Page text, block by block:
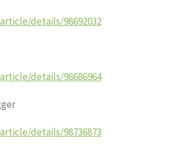
details/98692032
details/98686964
details/98736873